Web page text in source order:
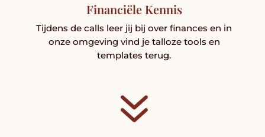
Financiële Kennis
Tijdens de calls leer jij bij over finances en in
onze omgeving vind je talloze tools en
templates terug.
7